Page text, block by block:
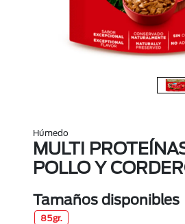
Húmedo
MULTI
POLLO Y
Tamaños disponibles
85gr.